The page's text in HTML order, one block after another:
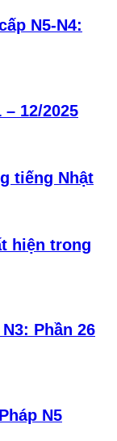
N5-N4:
12/2025
tiếng Nhật
hiện trong
Phần 26
N5